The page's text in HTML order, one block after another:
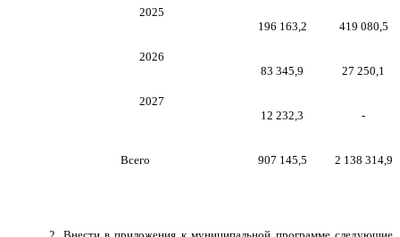
2025
196 163,2
419 080,5
2026
83 345,9
27 250,1
2027
12 232,3
-
Всего 907 145,5 2 138 314,9